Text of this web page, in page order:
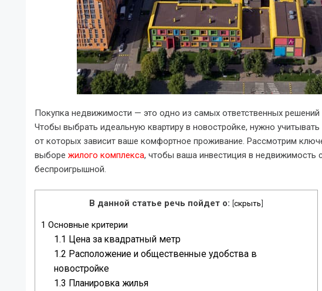
Покупка недвижимости — это одно из самых ответственных решений
Чтобы выбрать идеальную квартиру в новостройке, нужно
от которых зависит ваше комфортное проживание. Рассмотрим
выборе жилого комплекса, чтобы ваша инвестиция в недвижимость
беспроигрышной.
В данной статье речь пойдет о: [скрыть]
1 Основные критерии
1.1 Цена за квадратный метр
1.2 Расположение и общественные удобства в
новостройке
1.3 Планировка жилья